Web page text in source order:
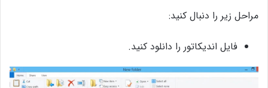
مراحل زیر را دنبال کنید:
فایل اندیکاتور را دانلود کنید.